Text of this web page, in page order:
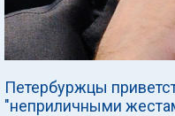
Петербуржцы
"неприличными